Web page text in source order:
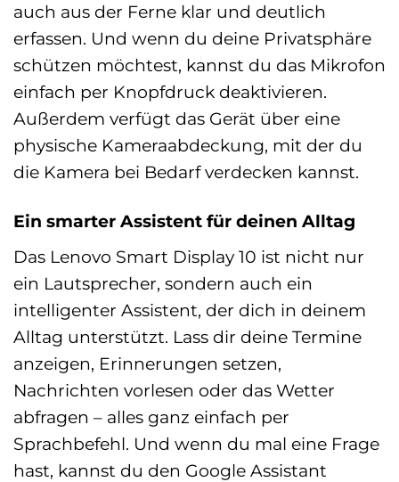
auch aus der Ferne klar und deutlich
erfassen. Und wenn du deine Privatsphäre
schützen möchtest, kannst du das Mikrofon
einfach per Knopfdruck deaktivieren.
Außerdem verfügt das Gerät über eine
physische Kameraabdeckung, mit der du
die Kamera bei Bedarf verdecken kannst.
Ein smarter Assistent für deinen Alltag
Das Lenovo Smart Display 10 ist nicht nur
ein Lautsprecher, sondern auch ein
intelligenter Assistent, der dich in deinem
Alltag unterstützt. Lass dir deine Termine
anzeigen, Erinnerungen setzen,
Nachrichten vorlesen oder das Wetter
abfragen – alles ganz einfach per
Sprachbefehl. Und wenn du mal eine Frage
hast, kannst du den Google Assistant